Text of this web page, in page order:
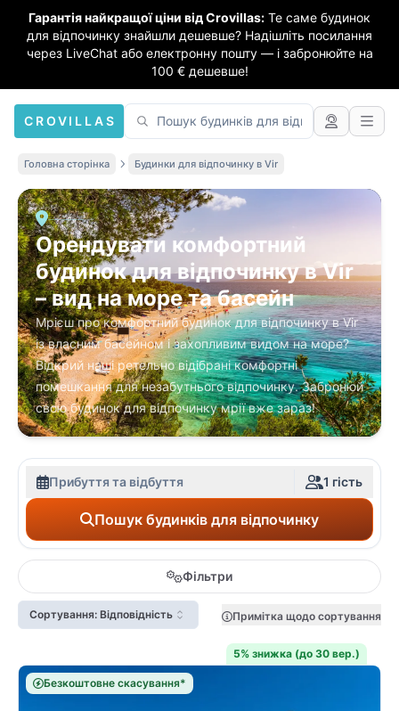
Гарантія найкращої ціни від Crovillas: Те саме будинок
для відпочинку знайшли дешевше? Надішліть посилання
через LiveChat або електронну пошту — і забронюйте на
100 € дешевше!
CROVILLAS
Головна сторінка Будинки для відпочинку в Vir
Орендувати комфортний
будинок для відпочинку в Vir
– вид на море та басейн
Мрієш про комфортний будинок для відпочинку в Vir
із власним басейном і захопливим видом на море?
Відкрий наші ретельно відібрані комфортні
помешкання для незабутнього відпочинку. Забронюй
свою будинок для відпочинку мрії вже зараз!
Прибуття та відбуття 1 гість
Пошук будинків для відпочинку
Фільтри
Сортування: Відповідність Примітка щодо сортування
5% знижка (до 30 вер.)
Безкоштовне скасування*